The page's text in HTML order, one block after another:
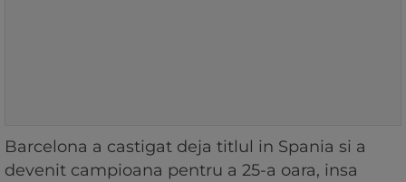
Barcelona a castigat deja titlul in Spania si a
devenit campioana pentru a 25-a oara, insa